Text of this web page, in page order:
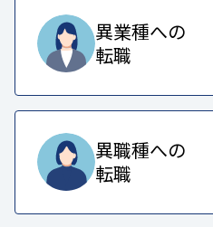
異業種への
転職
異職種への
転職